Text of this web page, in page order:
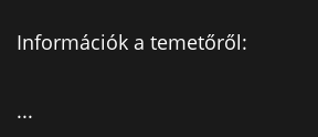
Információk a temetőről:
...